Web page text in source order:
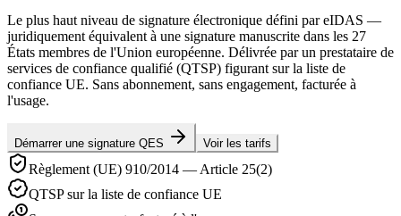
Le plus haut niveau de signature électronique défini par eIDAS —
juridiquement équivalent à une signature manuscrite dans les 27
États membres de l'Union européenne. Délivrée par un prestataire de
services de confiance qualifié (QTSP) figurant sur la liste de
confiance UE. Sans abonnement, sans engagement, facturée à
l'usage.
Démarrer une signature QES Voir les tarifs
Règlement (UE) 910/2014 — Article 25(2)
QTSP sur la liste de confiance UE